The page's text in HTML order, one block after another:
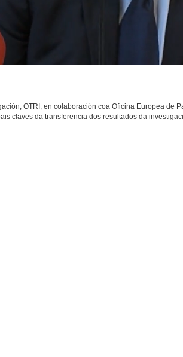
OTRI, en colaboración coa Oficina Europea de
claves da transferencia dos resultados da